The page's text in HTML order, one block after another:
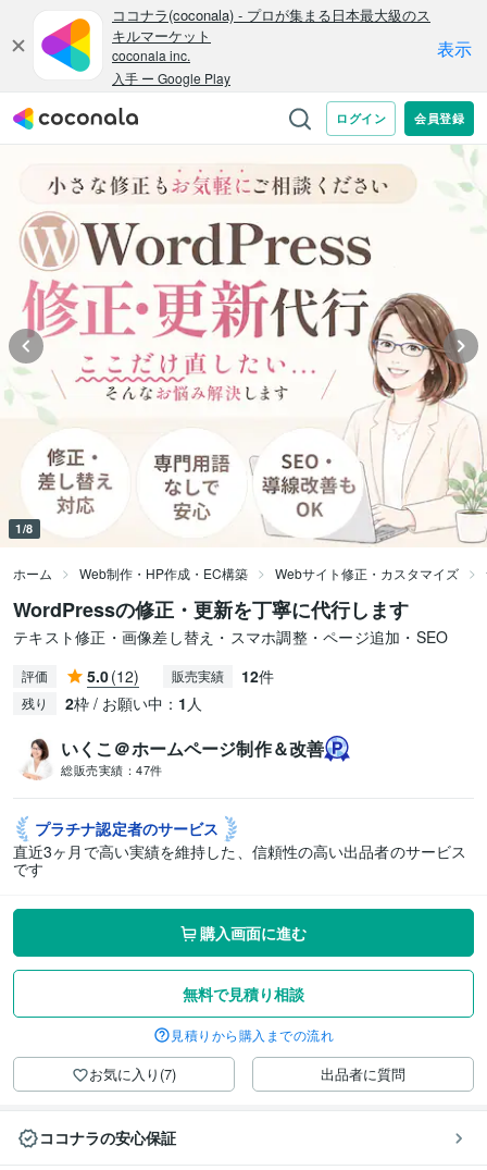
1/8
ホーム Web制作・HP作成・EC構築 Webサイト修正・カスタマイズ
WordPressの修正・更新を丁寧に代行します
テキスト修正・画像差し替え・スマホ調整・ページ追加・SEO
評価 5.0(12) 販売実績 12件
残り 2枠 / お願い中： 1 人
いくこ＠ホームページ制作＆改善
総販売実績： 47件
プラチナ認定者のサービス
直近3ヶ月で高い実績を維持した、信頼性の高い出品者のサービス
です
購入画面に進む
無料で見積り相談
見積りから購入までの流れ
お気に入り(7) 出品者に質問
ココナラの安心保証